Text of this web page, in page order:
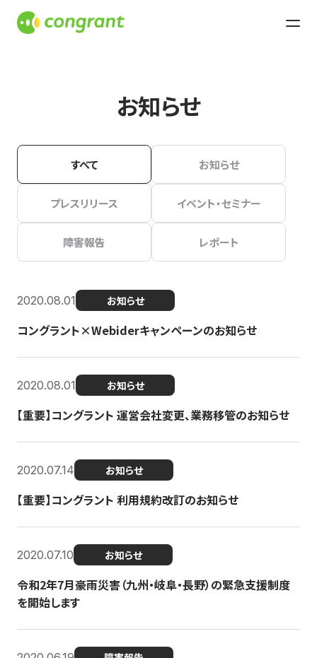
お知らせ
すべて お知らせ
プレスリリース イベント・セミナー
障害報告 レポート
2020.08.01 お知らせ
コングラント×Webiderキャンペーンのお知らせ
2020.08.01 お知らせ
【重要】コングラント 運営会社変更、業務移管のお知らせ
2020.07.14 お知らせ
【重要】コングラント 利用規約改訂のお知らせ
2020.07.10 お知らせ
令和2年7月豪雨災害（九州・岐阜・長野）の緊急支援制度
を開始します